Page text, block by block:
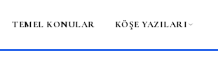
TEMEL KONULAR KÖŞE YAZILARI